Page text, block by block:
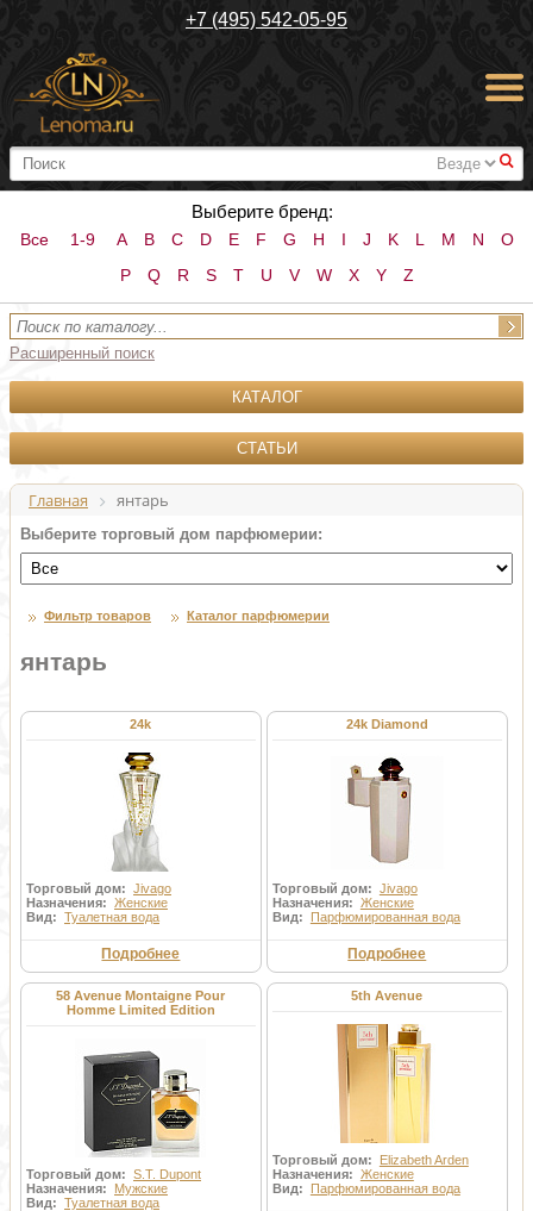
+7 (495) 542-05-95
#
Выберите бренд:
Все 1-9 A B C D E F G H I J K L M N
O
P
Q R S T U V W X Y Z
Расширенный поиск
КАТАЛОГ
СТАТЬИ
Главная янтарь
Выберите торговый дом парфюмерии:
Фильтр товаров Каталог парфюмерии
янтарь
24k
Торговый дом: Jivago
Назначения: Женские
Вид: Туалетная вода
Подробнее
24k Diamond
Торговый дом: Jivago
Назначения: Женские
Вид: Парфюмированная вода
Подробнее
58 Avenue Montaigne Pour
Homme Limited Edition
Торговый дом: S.T. Dupont
Назначения: Мужские
Вид: Туалетная вода
5th Avenue
Торговый дом: Elizabeth Arden
Назначения: Женские
Вид: Парфюмированная вода